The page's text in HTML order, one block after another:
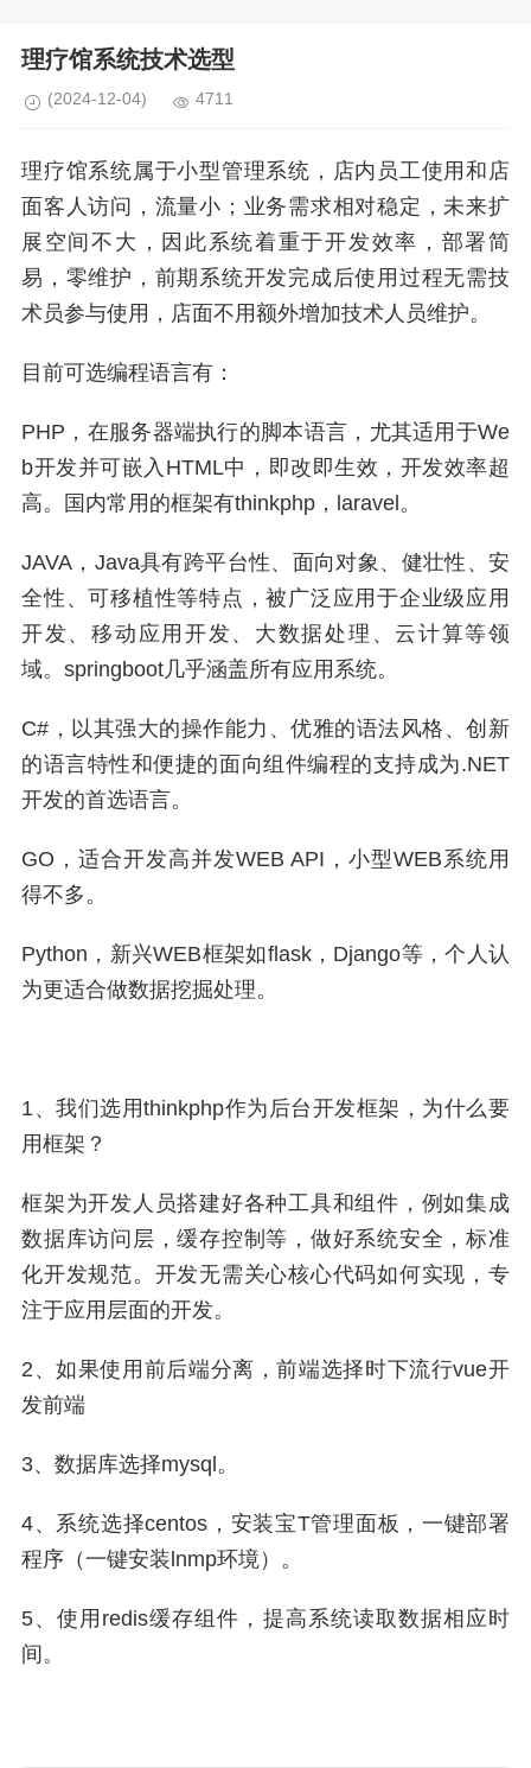
理疗馆系统技术选型
(2024-12-04) 4711
理疗馆系统属于小型管理系统，店内员工使用和店
面客人访问，流量小；业务需求相对稳定，未来扩
展空间不大，因此系统着重于开发效率，部署简
易，零维护，前期系统开发完成后使用过程无需技
术员参与使用，店面不用额外增加技术人员维护。
目前可选编程语言有：
PHP，在服务器端执行的脚本语言，尤其适用于We
b开发并可嵌入HTML中，即改即生效，开发效率超
高。国内常用的框架有thinkphp，laravel。
JAVA，Java具有跨平台性、面向对象、健壮性、安
全性、可移植性等特点，被广泛应用于企业级应用
开发、移动应用开发、大数据处理、云计算等领
域。springboot几乎涵盖所有应用系统。
C#，以其强大的操作能力、优雅的语法风格、创新
的语言特性和便捷的面向组件编程的支持成为.NET
开发的首选语言。
GO，适合开发高并发WEB API，小型WEB系统用
得不多。
Python，新兴WEB框架如flask，Django等，个人认
为更适合做数据挖掘处理。
1、我们选用thinkphp作为后台开发框架，为什么要
用框架？
框架为开发人员搭建好各种工具和组件，例如集成
数据库访问层，缓存控制等，做好系统安全，标准
化开发规范。开发无需关心核心代码如何实现，专
注于应用层面的开发。
2、如果使用前后端分离，前端选择时下流行vue开
发前端
3、数据库选择mysql。
4、系统选择centos，安装宝T管理面板，一键部署
程序（一键安装lnmp环境）。
5、使用redis缓存组件，提高系统读取数据相应时
间。